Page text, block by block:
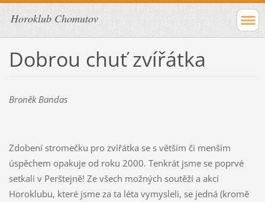
Horoklub Chomutov
Dobrou chuť zvířátka
Broněk Bandas
Zdobení stromečku pro zvířátka se s větším či menším
úspěchem opakuje od roku 2000. Tenkrát jsme se poprvé
setkali v Perštejně! Ze všech možných soutěží a akcí
Horoklubu, které jsme za ta léta vymysleli, se jedná (kromě